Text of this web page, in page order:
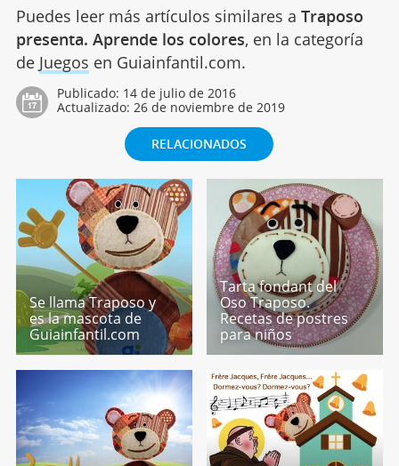
Puedes leer más artículos similares a Traposo
presenta. Aprende los colores, en la categoría
de Juegos en Guiainfantil.com.
Publicado: 14 de julio de 2016
Actualizado: 26 de noviembre de 2019
RELACIONADOS
Se llama Traposo y
es la mascota de
Guiainfantil.com
Tarta fondant del
Oso Traposo.
Recetas de postres
para niños